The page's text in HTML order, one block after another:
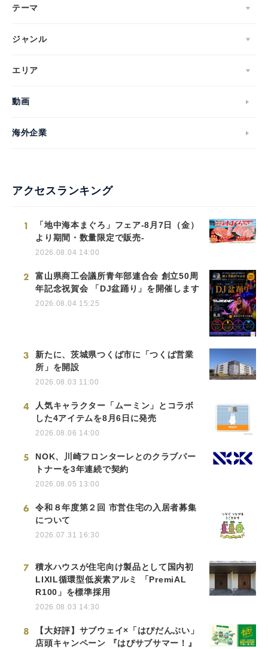
テーマ
ジャンル
エリア
動画
海外企業
アクセスランキング
1
「地中海本まぐろ」フェア-8月7日（金）
より期間・数量限定で販売-
2026.08.04 14:00
2
富山県商工会議所青年部連合会 創立50周
年記念祝賀会 「DJ盆踊り」を開催します
2026.08.04 15:25
3
新たに、茨城県つくば市に「つくば営業
所」を開設
2026.08.03 11:00
4
人気キャラクター「ムーミン」とコラボ
した4アイテムを8月6日に発売
2026.08.06 14:00
5
NOK、川崎フロンターレとのクラブパー
トナーを3年連続で契約
2026.08.05 13:00
6
令和８年度第２回 市営住宅の入居者募集
について
2026.07.31 16:30
7
積水ハウスが住宅向け製品として国内初
LIXIL循環型低炭素アルミ 「PremiAL
R100」を標準採用
2026.08.03 14:30
8
【大好評】サブウェイ×「はぴだんぶい」
店頭キャンペーン 『はぴサブサマー！』